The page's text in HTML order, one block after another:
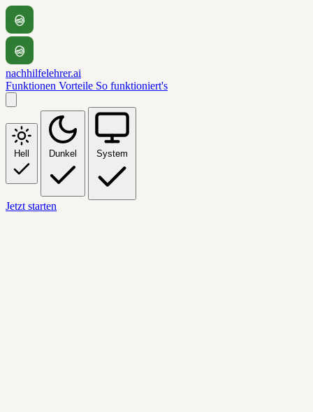
nachhilfelehrer.ai
Funktionen Vorteile So funktioniert's
Hell Dunkel System
Jetzt starten